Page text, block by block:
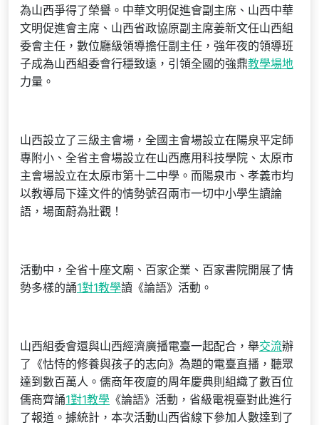
為山西爭得了榮譽。中華文明促進會副主席、山西中華
文明促進會主席、山西省政協原副主席姜新文任山西組
委會主任，數位廳級領導擔任副主任，強年夜的領導班
子成為山西組委會行穩致遠，引領全國的強鼎教學場地
力量。
山西設立了三級主會場，全國主會場設立在陽泉平定師
專附小、全省主會場設立在山西應用科技學院、太原市
主會場設立在太原市第十二中學。而陽泉市、孝義市均
以教導局下達文件的情勢號召兩市一切中小學生讀論
語，場面蔚為壯觀！
活動中，全省十座文廟、百家企業、百家書院開展了情
勢多樣的誦1對1教學讀《論語》活動。
山西組委會還與山西經濟廣播電臺一起配合，舉交流辦
了《怙恃的修養與孩子的志向》為題的電臺直播，聽眾
達到數百萬人。儒商年夜廈的周年慶典則組織了數百位
儒商齊誦1對1教學 《論語》活動，省級電視臺對此進行
了報道。據統計，本次活動山西省線下參加人數達到了